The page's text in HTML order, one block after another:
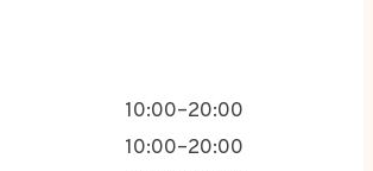
10:00–20:00
10:00–20:00